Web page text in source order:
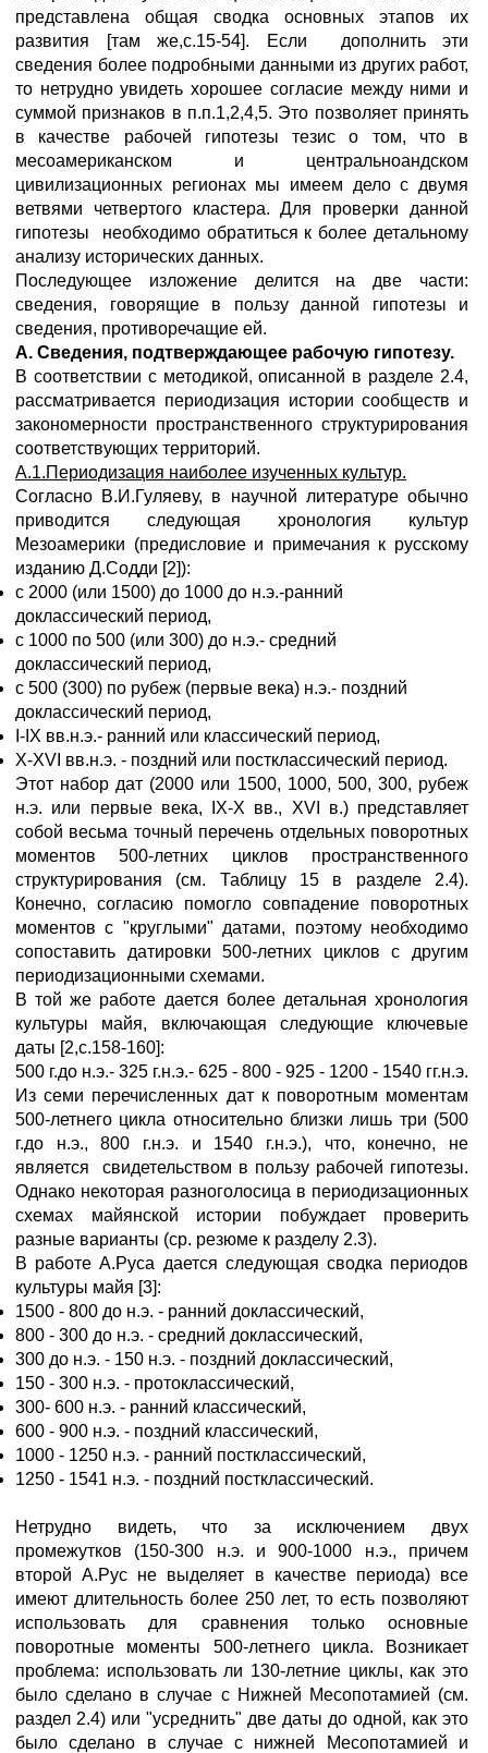
представлена общая сводка основных этапов их
развития [там же,с.15-54]. Если дополнить эти
сведения более подробными данными из других работ,
то нетрудно увидеть хорошее согласие между ними и
суммой признаков в п.п.1,2,4,5. Это позволяет принять
в качестве рабочей гипотезы тезис о том, что в
месоамериканском и центральноандском
цивилизационных регионах мы имеем дело с двумя
ветвями четвертого кластера. Для проверки данной
гипотезы необходимо обратиться к более детальному
анализу исторических данных.
Последующее изложение делится на две части:
сведения, говорящие в пользу данной гипотезы и
сведения, противоречащие ей.
А. Сведения, подтверждающее рабочую гипотезу.
В соответствии с методикой, описанной в разделе 2.4,
рассматривается периодизация истории сообществ и
закономерности пространственного структурирования
соответствующих территорий.
А.1.Периодизация наиболее изученных культур.
Согласно В.И.Гуляеву, в научной литературе обычно
приводится следующая хронология культур
Мезоамерики (предисловие и примечания к русскому
изданию Д.Содди [2]):
с 2000 (или 1500) до 1000 до н.э.-ранний
доклассический период,
с 1000 по 500 (или 300) до н.э.- средний
доклассический период,
с 500 (300) по рубеж (первые века) н.э.- поздний
доклассический период,
I-IX вв.н.э.- ранний или классический период,
X-XVI вв.н.э. - поздний или постклассический период.
Этот набор дат (2000 или 1500, 1000, 500, 300, рубеж
н.э. или первые века, IX-X вв., XVI в.) представляет
собой весьма точный перечень отдельных поворотных
моментов 500-летних циклов пространственного
структурирования (см. Таблицу 15 в разделе 2.4).
Конечно, согласию помогло совпадение поворотных
моментов с "круглыми" датами, поэтому необходимо
сопоставить датировки 500-летних циклов с другим
периодизационными схемами.
В той же работе дается более детальная хронология
культуры майя, включающая следующие ключевые
даты [2,с.158-160]:
500 г.до н.э.- 325 г.н.э.- 625 - 800 - 925 - 1200 - 1540 гг.н.э.
Из семи перечисленных дат к поворотным моментам
500-летнего цикла относительно близки лишь три (500
г.до н.э., 800 г.н.э. и 1540 г.н.э.), что, конечно, не
является свидетельством в пользу рабочей гипотезы.
Однако некоторая разноголосица в периодизационных
схемах майянской истории побуждает проверить
разные варианты (ср. резюме к разделу 2.3).
В работе А.Руса дается следующая сводка периодов
культуры майя [3]:
1500 - 800 до н.э. - ранний доклассический,
800 - 300 до н.э. - средний доклассический,
300 до н.э. - 150 н.э. - поздний доклассический,
150 - 300 н.э. - протоклассический,
300- 600 н.э. - ранний классический,
600 - 900 н.э. - поздний классический,
1000 - 1250 н.э. - ранний постклассический,
1250 - 1541 н.э. - поздний постклассический.
Нетрудно видеть, что за исключением двух
промежутков (150-300 н.э. и 900-1000 н.э., причем
второй А.Рус не выделяет в качестве периода) все
имеют длительность более 250 лет, то есть позволяют
использовать для сравнения только основные
поворотные моменты 500-летнего цикла. Возникает
проблема: использовать ли 130-летние циклы, как это
было сделано в случае с Нижней Месопотамией (см.
раздел 2.4) или "усреднить" две даты до одной, как это
было сделано в случае с нижней Месопотамией и